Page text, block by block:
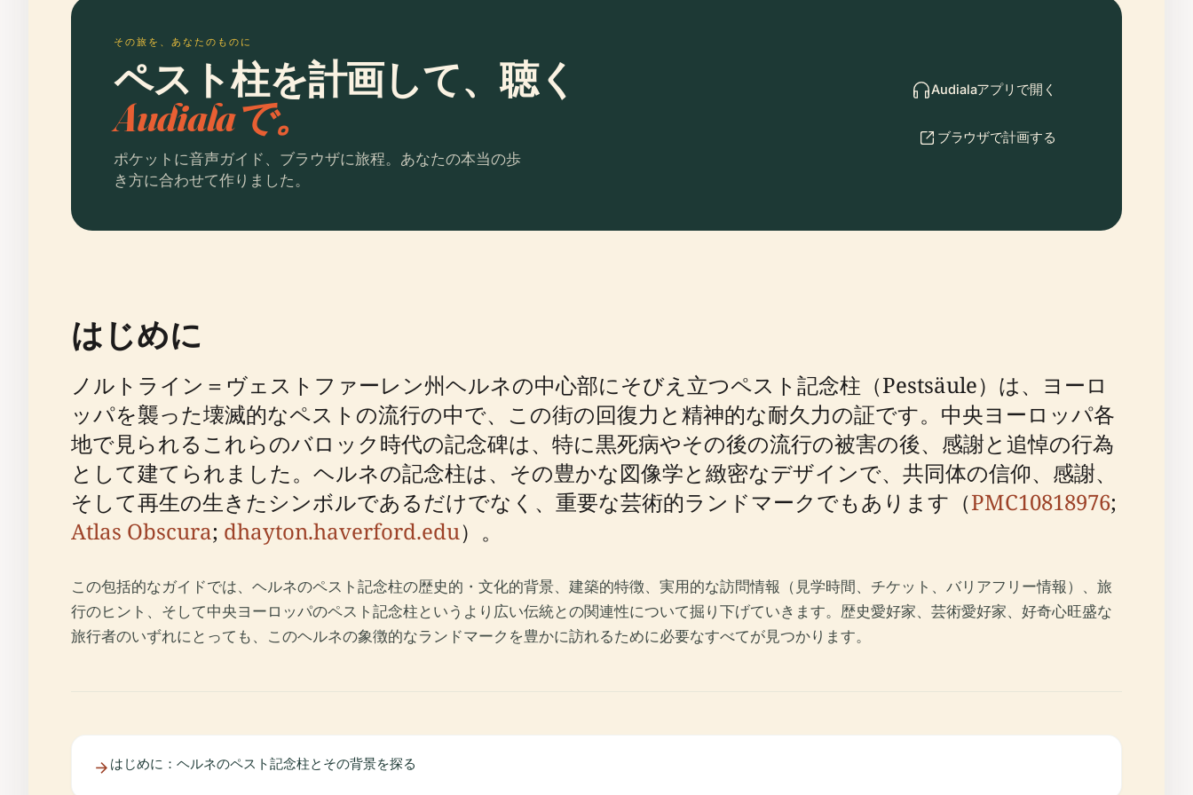
その旅を、あなたのものに
ペスト柱を計画して、聴く
Audialaで。
ポケットに音声ガイド、ブラウザに旅程。あなたの本当の歩
き方に合わせて作りました。
Audialaアプリで開く
ブラウザで計画する
はじめに
ノルトライン＝ヴェストファーレン州ヘルネの中心部にそびえ立つペスト記念柱（Pestsäule）は、ヨーロ
ッパを襲った壊滅的なペストの流行の中で、この街の回復力と精神的な耐久力の証です。中央ヨーロッパ各
地で見られるこれらのバロック時代の記念碑は、特に黒死病やその後の流行の被害の後、感謝と追悼の行為
として建てられました。ヘルネの記念柱は、その豊かな図像学と緻密なデザインで、共同体の信仰、感謝、
そして再生の生きたシンボルであるだけでなく、重要な芸術的ランドマークでもあります（PMC10818976;
Atlas Obscura; dhayton.haverford.edu）。
この包括的なガイドでは、ヘルネのペスト記念柱の歴史的・文化的背景、建築的特徴、実用的な訪問情報（見学時間、チケット、バリアフリー情報）、旅
行のヒント、そして中央ヨーロッパのペスト記念柱というより広い伝統との関連性について掘り下げていきます。歴史愛好家、芸術愛好家、好奇心旺盛な
旅行者のいずれにとっても、このヘルネの象徴的なランドマークを豊かに訪れるために必要なすべてが見つかります。
はじめに：ヘルネのペスト記念柱とその背景を探る